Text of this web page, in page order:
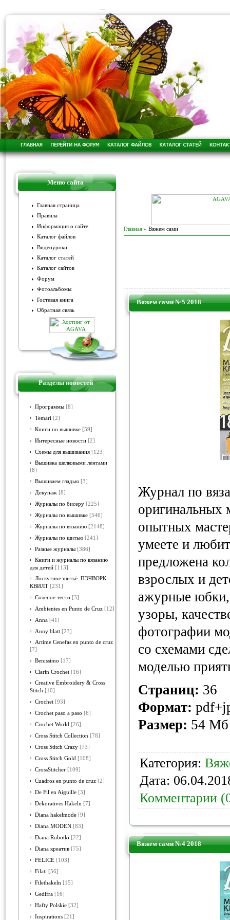
Меню сайта
Главная страница
Правила
Информация о сайте
Каталог файлов
Видеоуроки
Каталог статей
Каталог сайтов
Форум
Фотоальбомы
Гостевая книга
Обратная связь
Разделы новостей
Программы [8]
Temari [2]
Книги по вышивке [59]
Интересные новости [2]
Схемы для вышивания [123]
Вышивка шелковыми лентами
[8]
Вышиваем гладью [3]
Декупаж [8]
Журналы по бисеру [225]
Журналы по вышивке [546]
Журналы по вязанию [2148]
Журналы по шитью [241]
Разные журналы [386]
Книги и журналы по вязанию
для детей [113]
Лоскутное шитьё. ПЭЧВОРК.
КВИЛТ [231]
Солёное тесто [3]
Ambientes en Punto de Cruz [12]
Anna [41]
Anny blatt [23]
Artime Cenefas en punto de cruz
[7]
Benissimo [17]
Clarin Crochet [16]
Creative Embroidery & Cross
Stitch [10]
Crochet [93]
Crochet paso a paso [6]
Crochet World [26]
Cross Stitch Collection [78]
Cross Stitch Crazy [73]
Cross Stitch Gold [108]
CrossStitcher [109]
Cuadros en punto de cruz [2]
De Fil en Aiguille [3]
Dekoratives Hakeln [7]
Diana hakelmode [9]
Diana MODEN [83]
Diana Robotki [22]
Diana креатив [75]
FELICE [103]
Filati [56]
Filethakeln [15]
Gedifra [16]
Hafty Polskie [32]
Inspirations [21]
Главная » Вяжем сами
Вяжем сами №5 2018
Журнал по
оригинальных
опытных
умеете и
предложена
взрослых и
ажурные
узоры,
фотографии
со схемами
моделью
Страниц: 36
Формат:
Размер: 54 Мб
Категория:
Дата:
Комментарии
Вяжем сами №4 2018